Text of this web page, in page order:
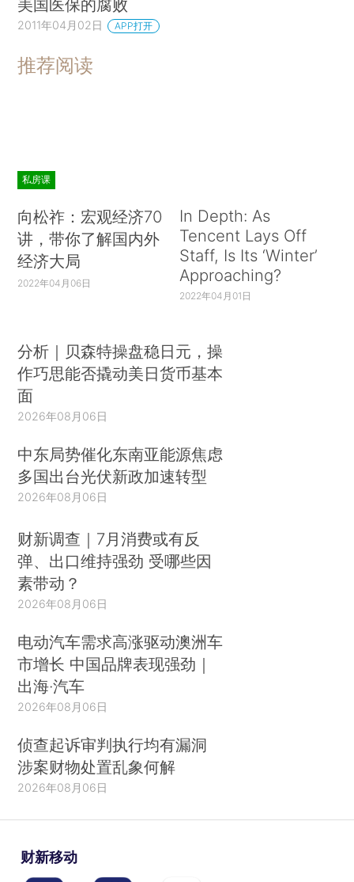
美国医保的腐败
2011年04月02日 APP打开
推荐阅读
私房课
向松祚：宏观经济70
讲，带你了解国内外
经济大局
2022年04月06日
In Depth: As
Tencent Lays Off
Staff, Is Its ‘Winter’
Approaching?
2022年04月01日
分析｜贝森特操盘稳日元，操
作巧思能否撬动美日货币基本
面
2026年08月06日
中东局势催化东南亚能源焦虑
多国出台光伏新政加速转型
2026年08月06日
财新调查｜7月消费或有反
弹、出口维持强劲 受哪些因
素带动？
2026年08月06日
电动汽车需求高涨驱动澳洲车
市增长 中国品牌表现强劲｜
出海·汽车
2026年08月06日
侦查起诉审判执行均有漏洞
涉案财物处置乱象何解
2026年08月06日
财新移动